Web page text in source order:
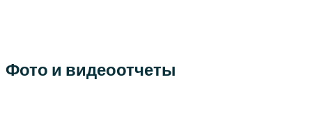
Фото и видеоотчеты